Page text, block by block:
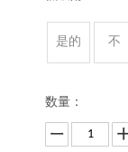
是的 不
数量：